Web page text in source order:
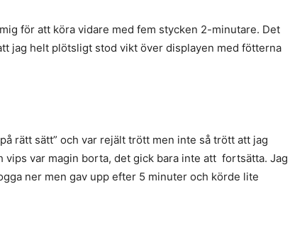
för att köra vidare med fem stycken 2-­­minutare. Det
jag helt plötsligt stod vikt över displayen med fötterna
rätt sätt” och var rejält trött men inte så trött att jag
vips var magin borta, ­­­­­­det gick bara inte att fortsätta. Jag
ner men gav upp efter 5 minuter och körde lite